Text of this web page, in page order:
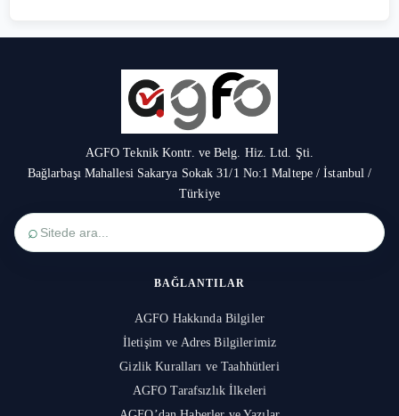
AGFO Teknik Kontr. ve Belg. Hiz. Ltd. Şti.
Bağlarbaşı Mahallesi Sakarya Sokak 31/1 No:1 Maltepe / İstanbul /
Türkiye
⌕
BAĞLANTILAR
AGFO Hakkında Bilgiler
İletişim ve Adres Bilgilerimiz
Gizlik Kuralları ve Taahhütleri
AGFO Tarafsızlık İlkeleri